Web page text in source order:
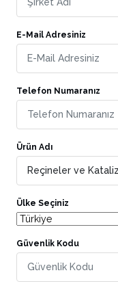
E-Mail Adresiniz
Telefon Numaranız
Ürün Adı
Ülke Seçiniz
Güvenlik Kodu